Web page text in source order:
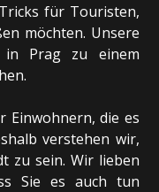
für Touristen,
möchten. Unsere
Prag zu einem
Einwohnern, die es
verstehen wir,
zu sein. Wir lieben
Sie es auch tun